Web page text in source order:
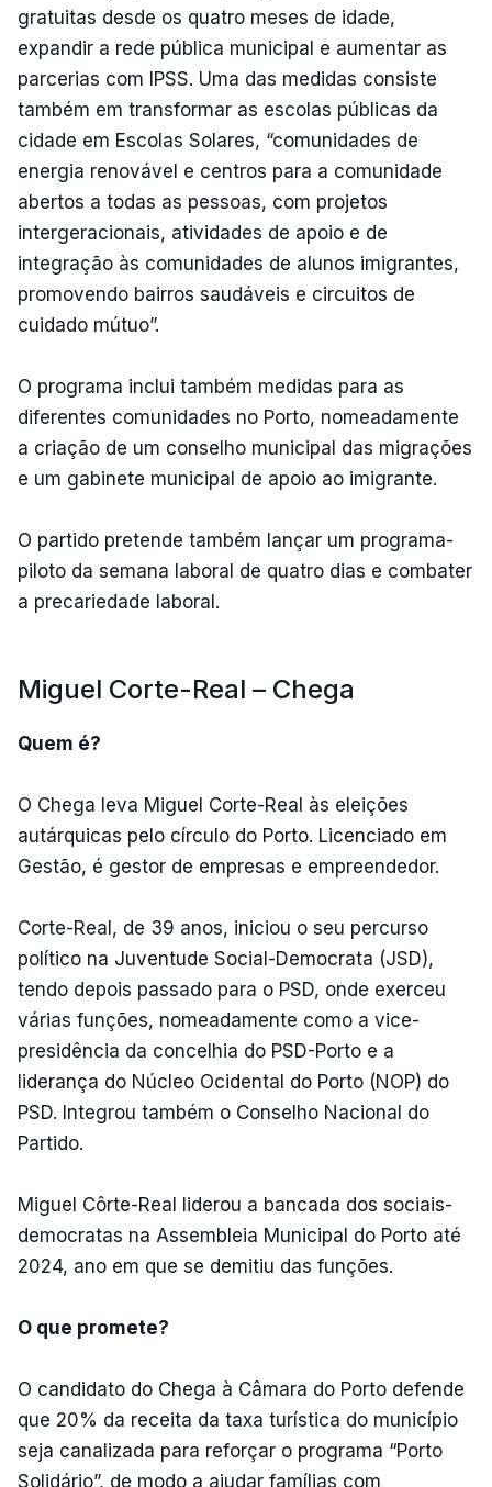
gratuitas desde os quatro meses de idade,
expandir a rede pública municipal e aumentar as
parcerias com IPSS. Uma das medidas consiste
também em transformar as escolas públicas da
cidade em Escolas Solares, “comunidades de
energia renovável e centros para a comunidade
abertos a todas as pessoas, com projetos
intergeracionais, atividades de apoio e de
integração às comunidades de alunos imigrantes,
promovendo bairros saudáveis e circuitos de
cuidado mútuo”.
O programa inclui também medidas para as
diferentes comunidades no Porto, nomeadamente
a criação de um conselho municipal das migrações
e um gabinete municipal de apoio ao imigrante.
O partido pretende também lançar um programa-
piloto da semana laboral de quatro dias e combater
a precariedade laboral.
Miguel Corte-Real – Chega
Quem é?
O Chega leva Miguel Corte-Real às eleições
autárquicas pelo círculo do Porto. Licenciado em
Gestão, é gestor de empresas e empreendedor.
Corte-Real, de 39 anos, iniciou o seu percurso
político na Juventude Social-Democrata (JSD),
tendo depois passado para o PSD, onde exerceu
várias funções, nomeadamente como a vice-
presidência da concelhia do PSD-Porto e a
liderança do Núcleo Ocidental do Porto (NOP) do
PSD. Integrou também o Conselho Nacional do
Partido.
Miguel Côrte-Real liderou a bancada dos sociais-
democratas na Assembleia Municipal do Porto até
2024, ano em que se demitiu das funções.
O que promete?
O candidato do Chega à Câmara do Porto defende
que 20% da receita da taxa turística do município
seja canalizada para reforçar o programa “Porto
Solidário”, de modo a ajudar famílias com